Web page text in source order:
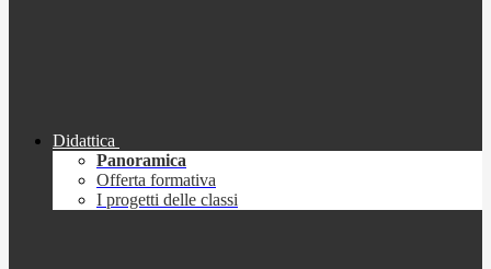
Didattica
Panoramica
Offerta formativa
I progetti delle classi